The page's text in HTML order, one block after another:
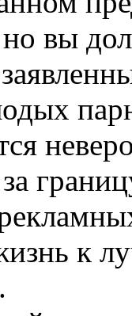
но вы
к